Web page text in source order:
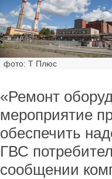
фото: Т Плюс
«Ремонт
мероприятие
обеспечить
ГВС
сообщении